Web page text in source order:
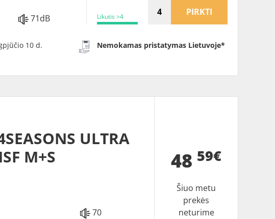
71dB Likutis >4 PIRKTI
10 d. Nemokamas pristatymas Lietuvoje*
ULTRA
M+S
70
48 59€
Šiuo metu
prekės
neturime